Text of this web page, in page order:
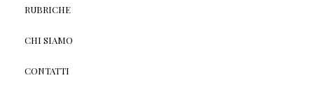
RUBRICHE
CHI SIAMO
CONTATTI